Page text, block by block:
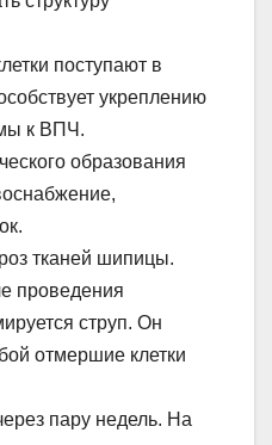
поступают в
укреплению
к ВПЧ.
образования
тканей шипицы.
проведения
струп. Он
отмершие клетки
пару недель. На